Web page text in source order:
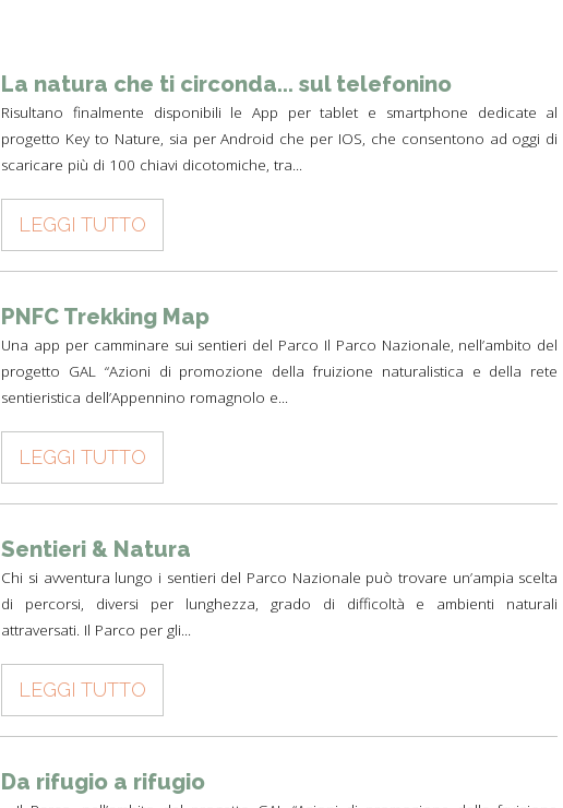
GUIDED WALKS
RULES FOR SAFE HIKING
SUSTAINABLE TOURISM
TO THE PLANETARIUM BY TRAIN
A PATH FOR HEALTH
HISTORY AND CULTURE
THE PEOPLES OF THE PARK
La natura che ti circonda... sul telefonino
Risultano finalmente disponibili le App per tablet e smartphone dedicate al
progetto Key to Nature, sia per Android che per IOS, che consentono ad oggi di
scaricare più di 100 chiavi dicotomiche, tra...
LEGGI TUTTO
PNFC Trekking Map
Una app per camminare sui sentieri del Parco Il Parco Nazionale, nell’ambito del
progetto GAL “Azioni di promozione della fruizione naturalistica e della rete
sentieristica dell’Appennino romagnolo e...
LEGGI TUTTO
Sentieri & Natura
Chi si avventura lungo i sentieri del Parco Nazionale può trovare un’ampia scelta
di percorsi, diversi per lunghezza, grado di difficoltà e ambienti naturali
attraversati. Il Parco per gli...
LEGGI TUTTO
Da rifugio a rifugio